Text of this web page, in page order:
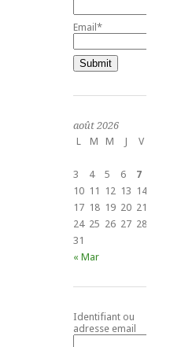
Email*
août 2026
L
M M J V
3
4 5 6 7
10 11 12 13 14
17 18 19 20 21
24 25 26 27 28
31
« Mar
Identifiant ou
adresse email